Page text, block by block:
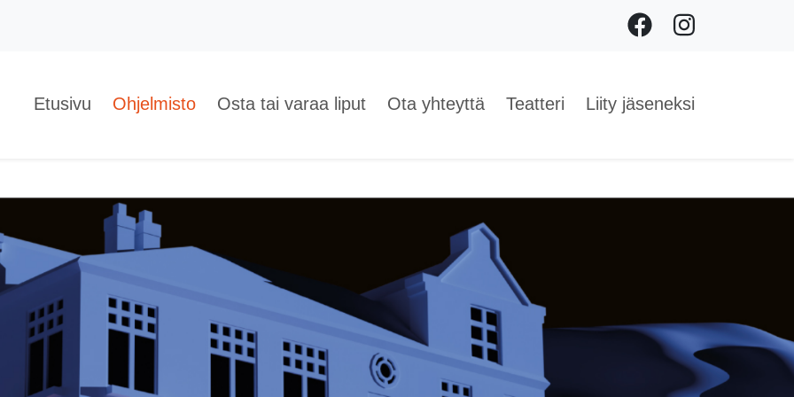
FacebookInstagram
Etusivu Ohjelmisto Osta tai varaa liput Ota yhteyttä Teatteri Liity jäseneksi